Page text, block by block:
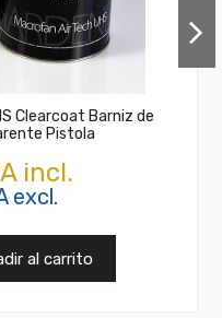
Clearcoat Barniz de
Pistola
incl.
excl.
al carrito